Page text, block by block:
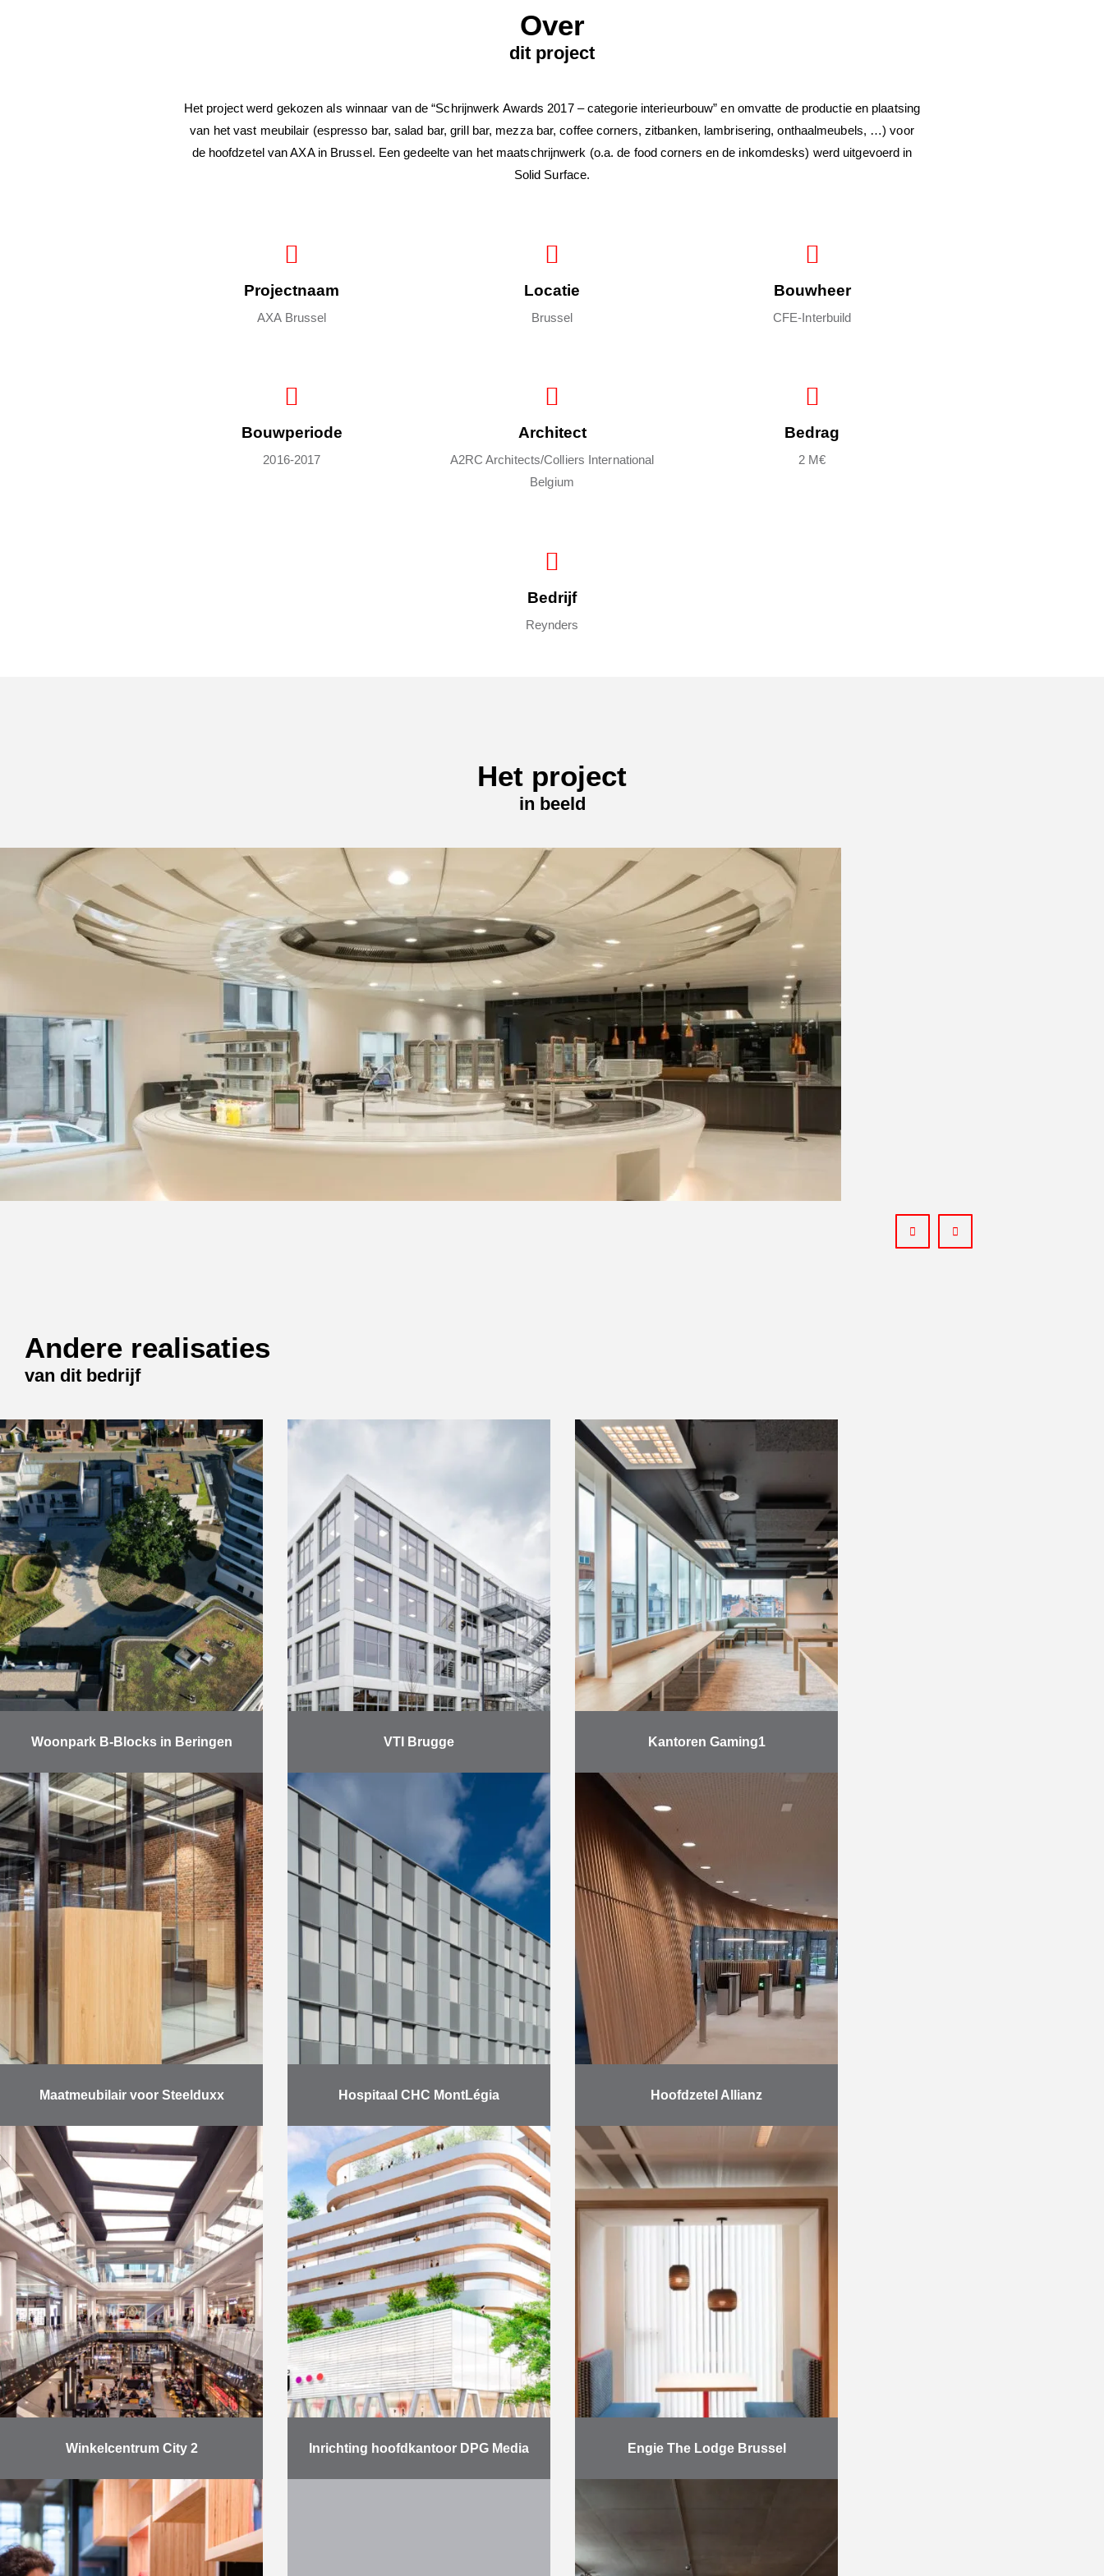
Over
dit project
Het project werd gekozen als winnaar van de “Schrijnwerk Awards 2017 – categorie interieurbouw” en omvatte de productie en plaatsing
van het vast meubilair (espresso bar, salad bar, grill bar, mezza bar, coffee corners, zitbanken, lambrisering, onthaalmeubels, …) voor
de hoofdzetel van AXA in Brussel. Een gedeelte van het maatschrijnwerk (o.a. de food corners en de inkomdesks) werd uitgevoerd in
Solid Surface.
Projectnaam
AXA Brussel
Locatie
Brussel
Bouwheer
CFE-Interbuild
Bouwperiode
2016-2017
Architect
A2RC Architects/Colliers International
Belgium
Bedrag
2 M€
Bedrijf
Reynders
Het project
in beeld
Andere realisaties
van dit bedrijf
Woonpark B-Blocks in Beringen
Net voor de zomer mochten we
met het wooncomplex B-Blocks in
Beringen een nieuwe omvangrijke
oplevering bijschrijven. Dit project,
dat bestond uit drie fasen, werd …
Meer
VTI Brugge
In december 2021 werd het project
VTI Brugge succesvol opgeleverd
in de cluster van de Scholen van
Morgen. Over een periode van 22
maanden bouwden …
Meer
Kantoren Gaming1
Duchêne en Reynders voltooiden
in juni zowel de interieurinrichting
als de afwerking van het
kantoorgebouw van Gaming1, de
Belgische leider in kansspelen, dat
zijn zetel …
Meer
Maatmeubilair voor Steelduxx
De kantoorinrichting van
staalexpediteur Steelduxx in
Antwerpen stond in mei 2020
ingepland, wat een extra
inspanning vroeg van het team van
Reynders gezien de lopende …
Meer
Hospitaal CHC MontLégia
Bouw van een servicegebouw, een
kinderdagverblijf en de aanleg van
een parking: 300 kantoorplaatsen
72 bedden voor het
kinderdagverblijf 180
parkingplaatsen De werf werd in …
Meer
Hoofdzetel Allianz
Allianz verhuisde in februari 2020
haar hoofdzetel in de Benelux van
het Brouckèreplein naar de
Brusselse Noordwijk. De
verzekeraar nam haar intrek in één
van …
Winkelcentrum City 2
Na een ingrijpende renovatie van
meer dan twee jaar opende het
Brusselse winkelcentrum City 2
eind september officieel opnieuw
haar deuren. City 2 is gelegen …
Inrichting hoofdkantoor DPG Media Engie The Lodge Brussel
Leveren en plaatsen van
maatmeubilair voor een
kantoorgebouw gebaseerd op de
“new way of working”.